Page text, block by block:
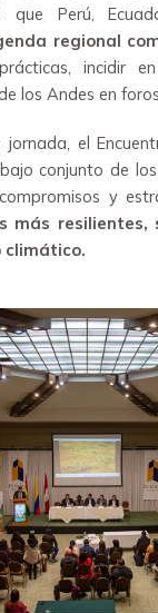
que Perú,
regional
incidir
los Andes en
el
conjunto de
y
más resilientes,
climático.